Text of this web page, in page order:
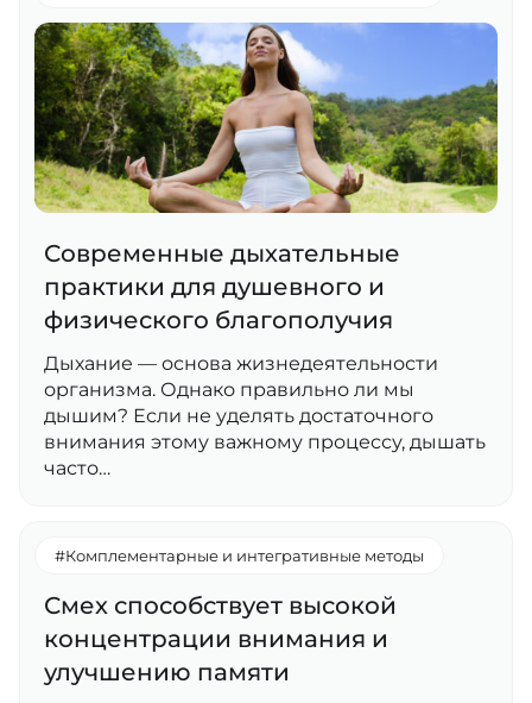
Современные дыхательные
практики для душевного и
физического благополучия
Дыхание — основа жизнедеятельности
организма. Однако правильно ли мы
дышим? Если не уделять достаточного
внимания этому важному процессу, дышать
часто…
#Комплементарные и интегративные методы
Смех способствует высокой
концентрации внимания и
улучшению памяти